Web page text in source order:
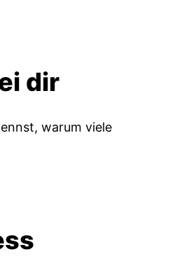
dir
warum viele